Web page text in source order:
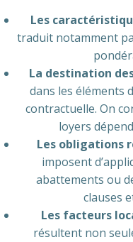
Les
traduit notamment
La destination
dans les éléments
contractuelle. On
loyers
Les obligations
imposent
abattements ou
clauses
Les facteurs
résultent non